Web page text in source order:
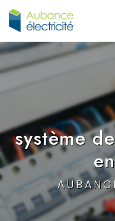
système
Panneau de gestion des